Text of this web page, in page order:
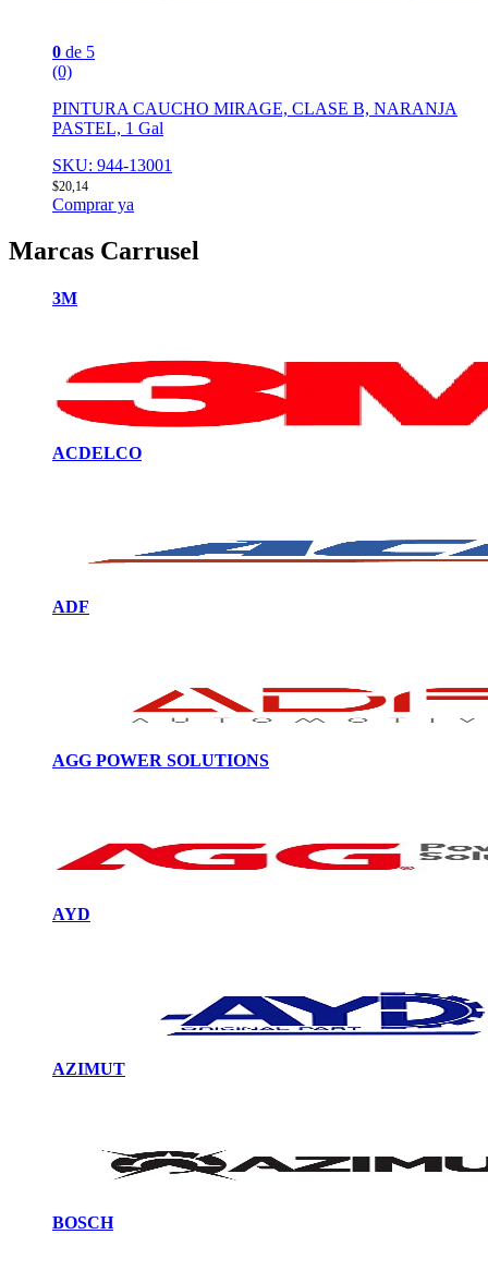
0 de 5
(0)
PINTURA CAUCHO MIRAGE, CLASE B, NARANJA
PASTEL, 1 Gal
SKU: 944-13001
$20,14
Comprar ya
Marcas Carrusel
3M
ACDELCO
ADF
AGG POWER SOLUTIONS
AYD
AZIMUT
BOSCH